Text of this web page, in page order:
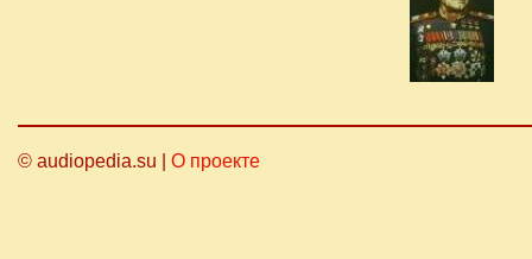
© audiopedia.su | О проекте